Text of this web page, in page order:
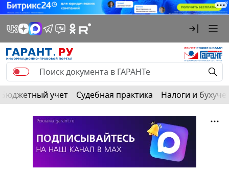
Бюджетный учет Судебная практика Налоги и